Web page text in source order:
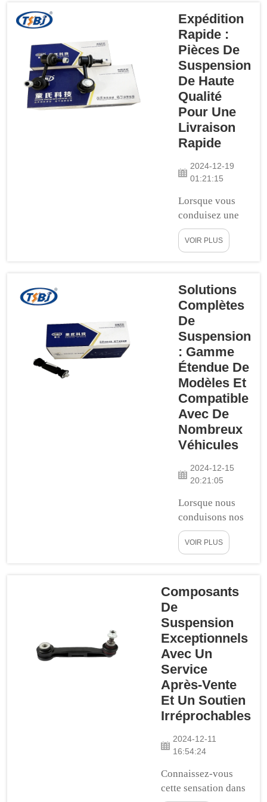
devoir réparer
votre véhicule,
mais de devoir
attendre des
semaines pour que
les pièces arrivent.
Eh bien, les pièces
expédiées
rapidement
peuvent beaucoup
problème ! Ces
Expédition
Rapide :
Pièces De
Suspension
De Haute
Qualité
Pour Une
Livraison
Rapide
2024-12-19
01:21:15
Lorsque vous
conduisez une
voiture, vous
devez vous
l'aise. Cela peut
entraîner une
expérience de
conduite
misérable pour
vous et vos
passagers, les
routes
accidentées
affectant
négativement le
confort. C'est
pièces de
suspension sont
connues pour
être某些 des
plus
importantes...
VOIR PLUS
Solutions
Complètes
De
Suspension
: Gamme
Étendue De
Modèles Et
Compatible
Avec De
Nombreux
Véhicules
2024-12-15
20:21:05
Lorsque nous
conduisons nos
voitures, tous
autant que nous
conduite douce
et confortable !
Parce que nous
devons nous
sentir bien
pendant le
voyage ! Mais
avez-vous déjà
pensé au confort
et à la sécurité
voiture stable,
il à une seule
chose : la
VOIR PLUS
Composants
De
Suspension
Exceptionnels
Avec Un
Service
Après-Vente
Et Un Soutien
Irréprochables
2024-12-11
16:54:24
Connaissez-vous
cette sensation dans